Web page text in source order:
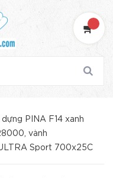
PINA F14 xanh
vành
Sport 700x25C